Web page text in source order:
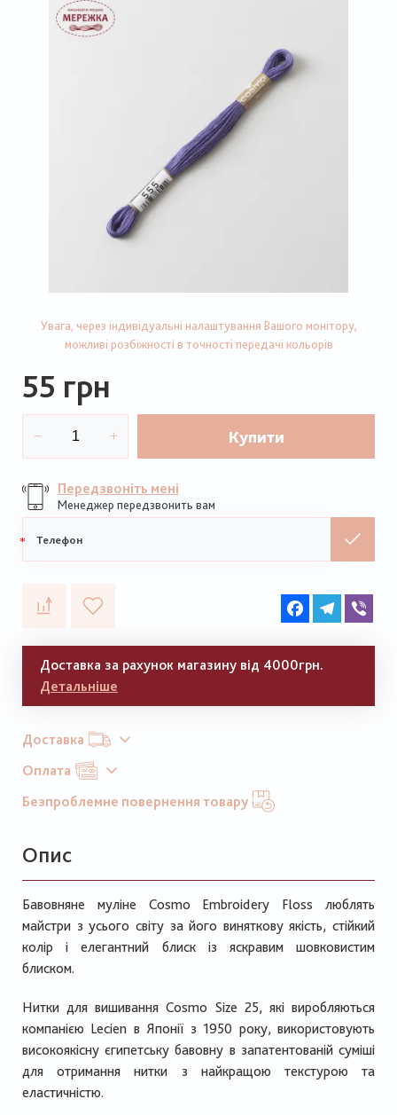
Увага, через індивідуальні налаштування Вашого монітору,
можливі розбіжності в точності передачі кольорів
55 грн
Купити
Передзвоніть мені
Менеджер передзвонить вам
телефон
FacebookTelegram
Доставка за рахунок магазину від 4000грн.
Детальніше
Доставка
Оплата
Безпроблемне повернення товару
Опис
Бавовняне муліне Cosmo Embroidery Floss люблять
майстри з усього світу за його виняткову якість, стійкий
колір і елегантний блиск із яскравим шовковистим
блиском.
Нитки для вишивання Cosmo Size 25, які виробляються
компанією Lecien в Японії з 1950 року, використовують
високоякісну єгипетську бавовну в запатентованій суміші
для отримання нитки з найкращою текстурою та
еластичністю.